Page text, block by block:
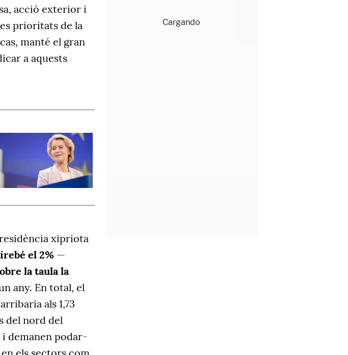
acció exterior i
prioritats de la
manté el gran
a aquests
xipriota
el 2% —
la taula la
any. En total, el
als 1,73
del nord del
demanen podar-